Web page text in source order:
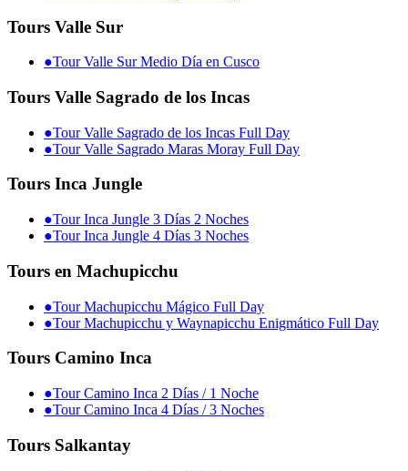
Tours Valle Sur
●Tour Valle Sur Medio Día en Cusco
Tours Valle Sagrado de los Incas
●Tour Valle Sagrado de los Incas Full Day
●Tour Valle Sagrado Maras Moray Full Day
Tours Inca Jungle
●Tour Inca Jungle 3 Días 2 Noches
●Tour Inca Jungle 4 Días 3 Noches
Tours en Machupicchu
●Tour Machupicchu Mágico Full Day
●Tour Machupicchu y Waynapicchu Enigmático Full Day
Tours Camino Inca
●Tour Camino Inca 2 Días / 1 Noche
●Tour Camino Inca 4 Días / 3 Noches
Tours Salkantay